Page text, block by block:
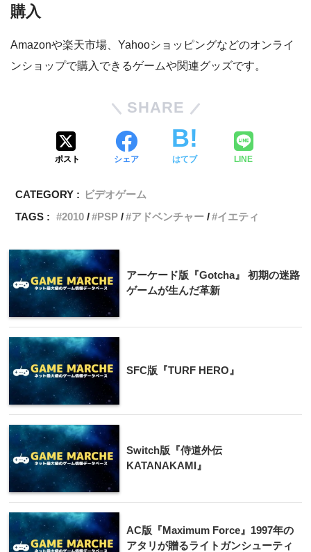
購入
Amazonや楽天市場、Yahooショッピングなどのオンライ
ンショップで購入できるゲームや関連グッズです。
SHARE
ポスト シェア はてブ LINE
CATEGORY : ビデオゲーム
TAGS :
2010 PSP アドベンチャー イエティ
アーケード版『Gotcha』 初期の迷路
ゲームが生んだ革新
SFC版『TURF HERO』
Switch版『侍道外伝
KATANAKAMI』
AC版『Maximum Force』1997年の
アタリが贈るライトガンシューティ